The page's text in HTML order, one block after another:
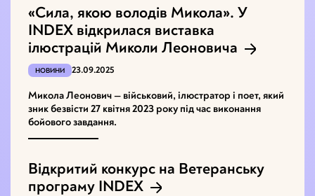
«Сила, якою володів Микола». У
INDEX відкрилася виставка
ілюстрацій Миколи Леоновича
НОВИНИ 23.09.2025
Микола Леонович — військовий, ілюстратор і поет, який
зник безвісти 27 квітня 2023 року під час виконання
бойового завдання.
Відкритий конкурс на Ветеранську
програму INDEX